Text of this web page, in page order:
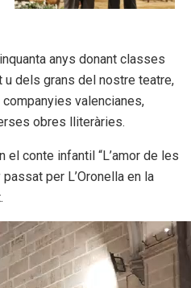
anys donant classes
u dels grans del nostre teatre,
valencianes,
obres lliteràries.
el conte infantil “L’amor de les
per L’Oronella en la